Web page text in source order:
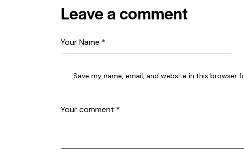
Leave a comment
Save my name, email, and website in this browser